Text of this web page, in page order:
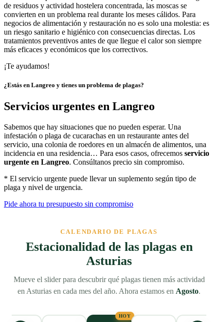
de residuos y actividad hostelera concentrada, las moscas se
convierten en un problema real durante los meses cálidos. Para
negocios de alimentación y restauración no es solo una molestia: es
un riesgo sanitario e higiénico con consecuencias directas. Los
tratamientos preventivos antes de que llegue el calor son siempre
más eficaces y económicos que los correctivos.
¡Te ayudamos!
¿Estás en Langreo y tienes un problema de plagas?
Servicios urgentes en Langreo
Sabemos que hay situaciones que no pueden esperar. Una
infestación o plaga de cucarachas en un restaurante antes del
servicio, una colonia de roedores en un almacén de alimentos, una
incidencia en una residencia… Para esos casos, ofrecemos servicio
urgente en Langreo. Consúltanos precio sin compromiso.
* El servicio urgente puede llevar un suplemento según tipo de
plaga y nivel de urgencia.
Pide ahora tu presupuesto sin compromiso
CALENDARIO DE PLAGAS
Estacionalidad de las plagas en
Asturias
Mueve el slider para descubrir qué plagas tienen más actividad
en Asturias en cada mes del año. Ahora estamos en Agosto.
HOY